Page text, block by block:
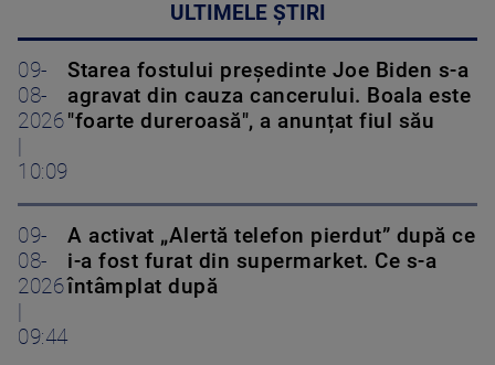
ULTIMELE ȘTIRI
09-
08-
2026
10:09
Starea fostului președinte Joe Biden s-a
agravat din cauza cancerului. Boala este
"foarte dureroasă", a anunțat fiul său
09-
08-
2026
09:44
A activat „Alertă telefon pierdut” după ce
i-a fost furat din supermarket. Ce s-a
întâmplat după